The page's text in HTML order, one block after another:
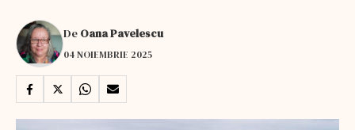
De Oana Pavelescu
04 NOIEMBRIE 2025